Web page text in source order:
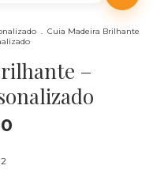
. Cuia Madeira Brilhante
–